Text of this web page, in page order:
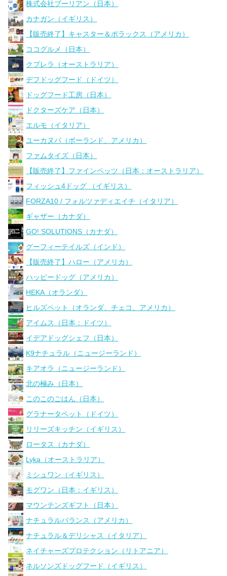
株式会社ブーリアン（日本）
カナガン（イギリス）
【販売終了】キャスター＆ポラックス（アメリカ）
ココグルメ（日本）
クプレラ（オーストラリア）
デフドッグフード（ドイツ）
ドッグフード工房（日本）
ドクターズケア（日本）
エルモ（イタリア）
ユーカヌバ（ポーランド、アメリカ）
ファムタイズ（日本）
【販売終了】ファインペッツ（日本：オーストラリア）
フィッシュ4ドッグ （イギリス）
FORZA10 / フォルツァディエイチ（イタリア）
ギャザー（カナダ）
GO! SOLUTIONS（カナダ）
グーフィーテイルズ（インド）
【販売終了】ハロー（アメリカ）
ハッピードッグ（アメリカ）
HEKA（オランダ）
ヒルズペット（オランダ、チェコ、アメリカ）
アイムス（日本：ドイツ）
イデアドッグシェフ（日本）
K9ナチュラル（ニュージーランド）
キアオラ（ニュージーランド）
北の極み（日本）
このこのごはん（日本）
グラナータペット（ドイツ）
リリーズキッチン（イギリス）
ロータス（カナダ）
Lyka（オーストラリア）
ミシュワン（イギリス）
モグワン（日本：イギリス）
マウンテンズギフト（日本）
ナチュラルバランス（アメリカ）
ナチュラル＆デリシャス（イタリア）
ネイチャーズプロテクション（リトアニア）
ネルソンズドッグフード（イギリス）